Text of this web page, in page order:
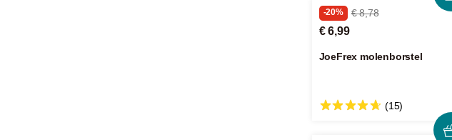
-20% € 8,78
€ 6,99
JoeFrex molenborstel
(15)